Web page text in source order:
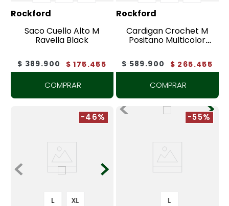
Rockford
Saco Cuello Alto M
Ravella Black
$ 389.900 $ 175.455
COMPRAR
Rockford
Cardigan Crochet M
Positano Multicolor
$ 589.900 $ 265.455
COMPRAR
-46%
L XL
-55%
L